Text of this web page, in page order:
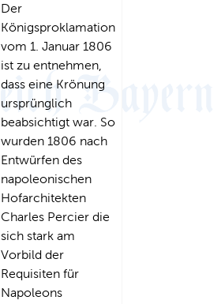
Der
Königsproklamation
vom 1. Januar 1806
ist zu entnehmen,
dass eine Krönung
ursprünglich
beabsichtigt war. So
wurden 1806 nach
Entwürfen des
napoleonischen
Hofarchitekten
Charles Percier die
sich stark am
Vorbild der
Requisiten für
Napoleons